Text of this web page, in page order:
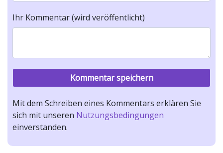
Ihr Kommentar (wird veröffentlicht)
Mit dem Schreiben eines Kommentars erklären Sie
sich mit unseren Nutzungsbedingungen
einverstanden.